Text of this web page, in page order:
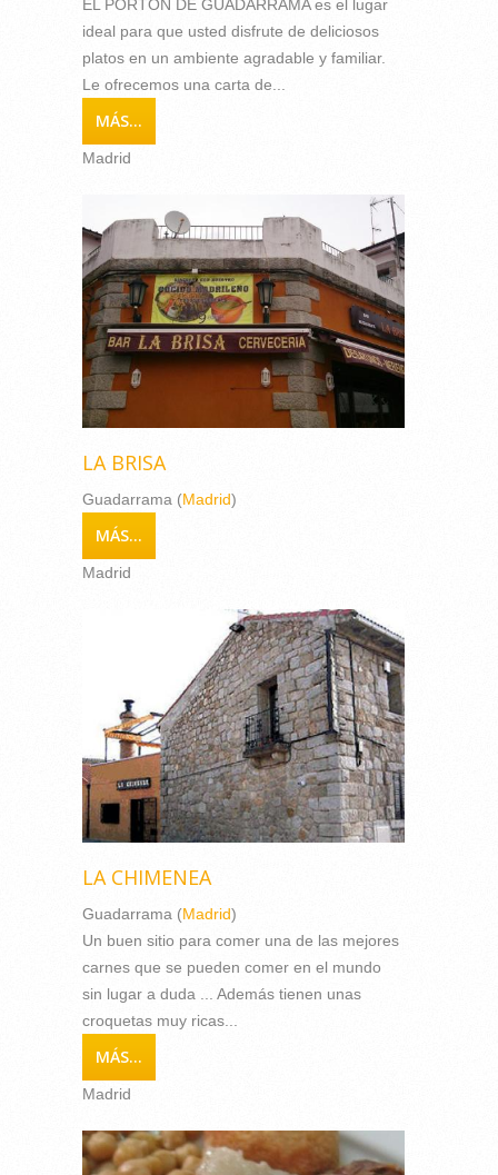
EL PORTÓN DE GUADARRAMA es el lugar
ideal para que usted disfrute de deliciosos
platos en un ambiente agradable y familiar.
Le ofrecemos una carta de...
MÁS...
Madrid
LA BRISA
Guadarrama (Madrid)
MÁS...
Madrid
LA CHIMENEA
Guadarrama (Madrid)
Un buen sitio para comer una de las mejores
carnes que se pueden comer en el mundo
sin lugar a duda ... Además tienen unas
croquetas muy ricas...
MÁS...
Madrid